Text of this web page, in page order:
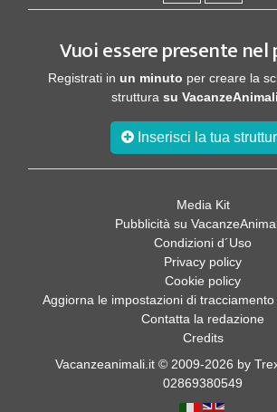
Vuoi essere presente
Registrati in un minuto per creare la
struttura su
Inserisci la tua
Media Kit
Pubblicità su
Condizioni d´Uso
Privacy policy
Cookie policy
Aggiorna le impostazioni di
Contatta la redazione
Credits
Vacanzeanimali.it © 2009-2026 by
02869380549